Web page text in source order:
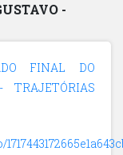
-
FINAL DO